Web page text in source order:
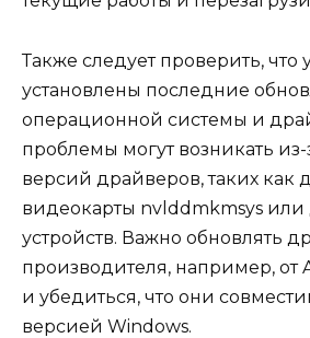
Также следует проверить, что
установлены последние
операционной системы и
проблемы могут возникать
версий драйверов, таких как
видеокарты nvlddmkmsys или
устройств. Важно обновлять
производителя, например, от
и убедиться, что они
версией Windows.